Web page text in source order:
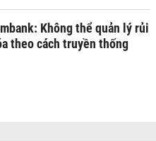
Không thể quản lý rủi
theo cách truyền thống